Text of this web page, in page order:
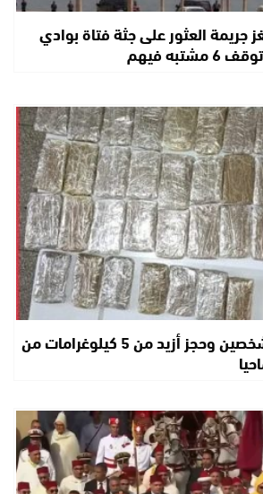
جريمة العثور على جثة فتاة بوادي
فيهم
الداخلة.. توقيف شخصين وحجز أزيد من 5 كيلوغرامات من